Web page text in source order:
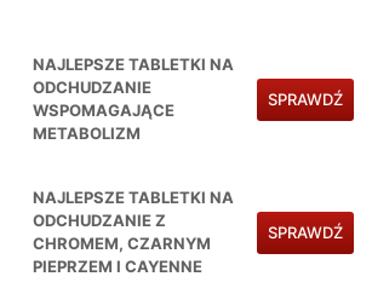
NAJLEPSZE TABLETKI NA
ODCHUDZANIE
WSPOMAGAJĄCE
METABOLIZM
SPRAWDŹ
NAJLEPSZE TABLETKI NA
ODCHUDZANIE Z
CHROMEM, CZARNYM
PIEPRZEM I CAYENNE
SPRAWDŹ